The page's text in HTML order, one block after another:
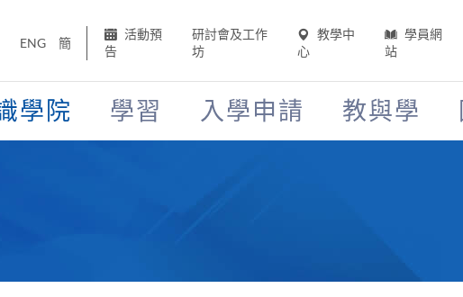
ENG 簡
活動預
告
研討會及工作
坊
教學中
心
學員網
站
學院 學習 入學申請 教與學